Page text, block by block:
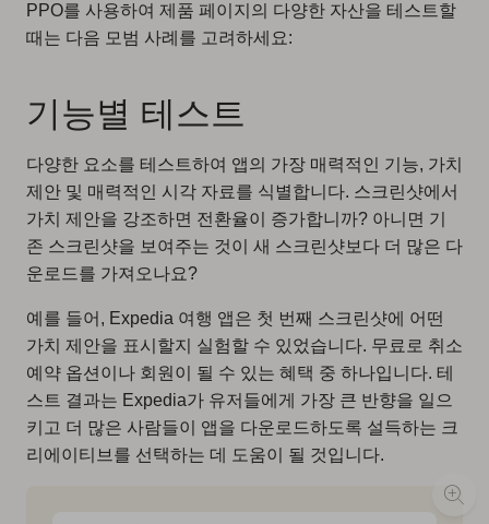
PPO를 사용하여 제품 페이지의 다양한 자산을 테스트할
때는 다음 모범 사례를 고려하세요:
기능별 테스트
다양한 요소를 테스트하여 앱의 가장 매력적인 기능, 가치
제안 및 매력적인 시각 자료를 식별합니다. 스크린샷에서
가치 제안을 강조하면 전환율이 증가합니까? 아니면 기
존 스크린샷을 보여주는 것이 새 스크린샷보다 더 많은 다
운로드를 가져오나요?
예를 들어, Expedia 여행 앱은 첫 번째 스크린샷에 어떤
가치 제안을 표시할지 실험할 수 있었습니다. 무료로 취소
예약 옵션이나 회원이 될 수 있는 혜택 중 하나입니다. 테
스트 결과는 Expedia가 유저들에게 가장 큰 반향을 일으
키고 더 많은 사람들이 앱을 다운로드하도록 설득하는 크
리에이티브를 선택하는 데 도움이 될 것입니다.